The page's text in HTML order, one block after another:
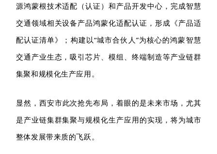
源鸿蒙根技术适配（认证）和产品开发中心，完成智慧
交通领域相关设备产品鸿蒙化适配认证，形成《产品适
配认证清单》；构建以“城市合伙 人 ”为核心的鸿蒙智慧
交通产业生态，吸引芯片、模组、终端制造等产业链群
集聚和规模化生产应用。
显然，西安市此次抢先布局，着眼的是未来市场 ， 尤其
是产业链集群集聚与规模化生产应用的实现，将为城市
整体发展带来质的飞跃。